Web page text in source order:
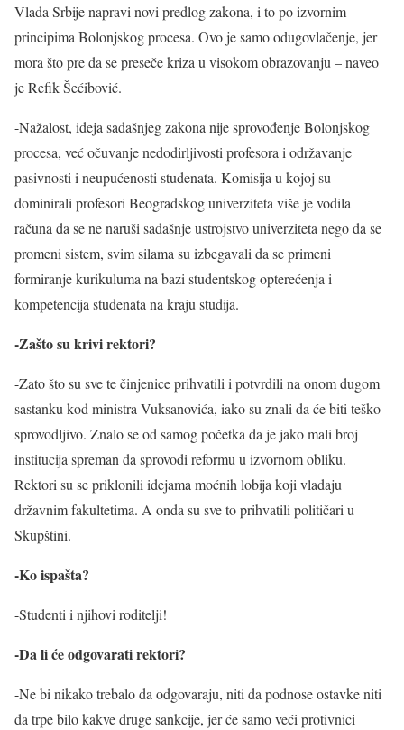
Vlada Srbije napravi novi predlog zakona, i to po izvornim
principima Bolonjskog procesa. Ovo je samo odugovlačenje, jer
mora što pre da se preseče kriza u visokom obrazovanju – naveo
je Refik Šećibović.
-Nažalost, ideja sadašnjeg zakona nije sprovođenje Bolonjskog
procesa, već očuvanje nedodirljivosti profesora i održavanje
pasivnosti i neupućenosti studenata. Komisija u kojoj su
dominirali profesori Beogradskog univerziteta više je vodila
računa da se ne naruši sadašnje ustrojstvo univerziteta nego da se
promeni sistem, svim silama su izbegavali da se primeni
formiranje kurikuluma na bazi studentskog opterećenja i
kompetencija studenata na kraju studija.
-Zašto su krivi rektori?
-Zato što su sve te činjenice prihvatili i potvrdili na onom dugom
sastanku kod ministra Vuksanovića, iako su znali da će biti teško
sprovodljivo. Znalo se od samog početka da je jako mali broj
institucija spreman da sprovodi reformu u izvornom obliku.
Rektori su se priklonili idejama moćnih lobija koji vladaju
državnim fakultetima. A onda su sve to prihvatili političari u
Skupštini.
-Ko ispašta?
-Studenti i njihovi roditelji!
-Da li će odgovarati rektori?
-Ne bi nikako trebalo da odgovaraju, niti da podnose ostavke niti
da trpe bilo kakve druge sankcije, jer će samo veći protivnici